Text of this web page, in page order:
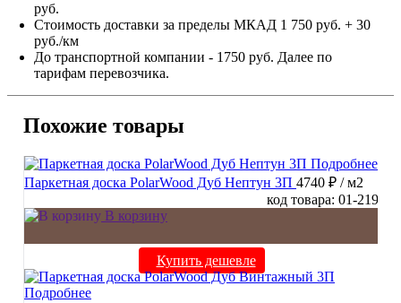
руб.
Стоимость доставки за пределы МКАД 1 750 руб. + 30
руб./км
До транспортной компании - 1750 руб. Далее по
тарифам перевозчика.
Похожие товары
Подробнее
Паркетная доска PolarWood Дуб Нептун 3П 4740 ₽ / м2
код товара: 01-219
В корзину
Купить дешевле
Подробнее